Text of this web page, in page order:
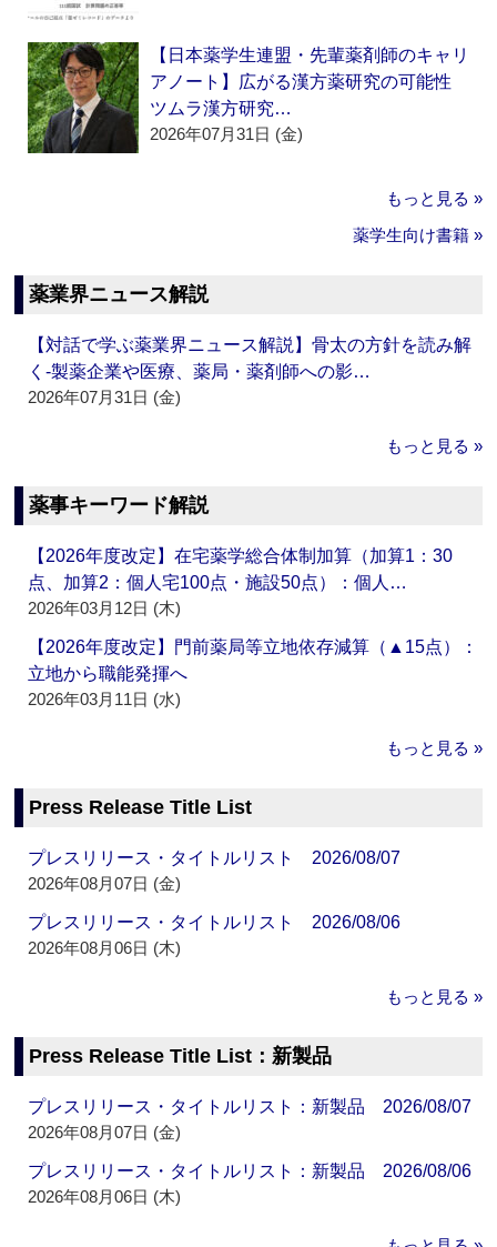
【日本薬学生連盟・先輩薬剤師のキャリ
アノート】広がる漢方薬研究の可能性
ツムラ漢方研究…
2026年07月31日 (金)
もっと見る »
薬学生向け書籍 »
薬業界ニュース解説
【対話で学ぶ薬業界ニュース解説】骨太の方針を読み解
く‐製薬企業や医療、薬局・薬剤師への影…
2026年07月31日 (金)
もっと見る »
薬事キーワード解説
【2026年度改定】在宅薬学総合体制加算（加算1：30
点、加算2：個人宅100点・施設50点）：個人…
2026年03月12日 (木)
【2026年度改定】門前薬局等立地依存減算（▲15点）：
立地から職能発揮へ
2026年03月11日 (水)
もっと見る »
Press Release Title List
プレスリリース・タイトルリスト 2026/08/07
2026年08月07日 (金)
プレスリリース・タイトルリスト 2026/08/06
2026年08月06日 (木)
もっと見る »
Press Release Title List：新製品
プレスリリース・タイトルリスト：新製品 2026/08/07
2026年08月07日 (金)
プレスリリース・タイトルリスト：新製品 2026/08/06
2026年08月06日 (木)